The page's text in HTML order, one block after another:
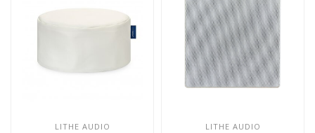
LITHE AUDIO LITHE AUDIO